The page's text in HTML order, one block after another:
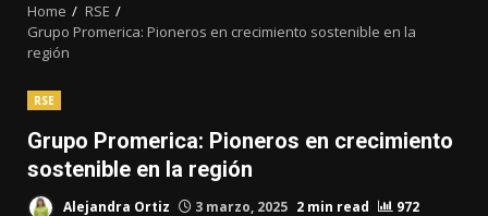
Home
RSE
Grupo Promerica: Pioneros en crecimiento sostenible en la
región
RSE
Grupo Promerica: Pioneros en crecimiento
sostenible en la región
Alejandra Ortiz 3 marzo, 2025 2 min read 972